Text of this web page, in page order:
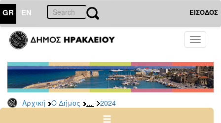
GR EN ΕΙΣΟΔΟΣ
Toggle
Αρχική Ο Δήμος ... 2024
ΔΗΜΟΣ
Δελτία
Τύπου
Αρχείο
2026